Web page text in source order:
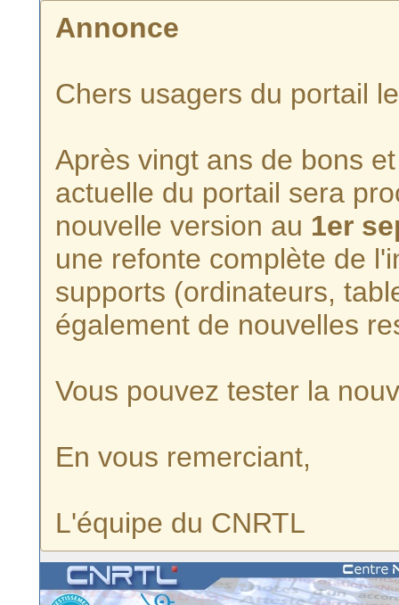
Annonce
Chers usagers du portail
Après vingt ans de bons
actuelle du portail sera
nouvelle version au 1er
une refonte complète de
supports (ordinateurs,
également de nouvelles
Vous pouvez tester la
En vous remerciant,
L'équipe du CNRTL